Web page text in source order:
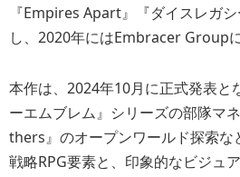
『Empires Apart』『ダイスレガ
し、2020年にはEmbracer Group
本作は、2024年10月に正式発表と
ーエムブレム』シリーズの部隊マ
thers』のオープンワールド探索な
戦略RPG要素と、印象的なビジュ